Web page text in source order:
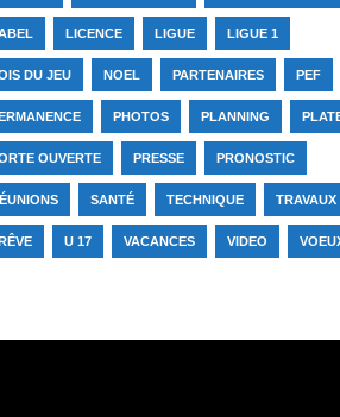
LICENCE LIGUE LIGUE 1
DU JEU NOEL PARTENAIRES PEF
PHOTOS PLANNING
OUVERTE PRESSE PRONOSTIC
SANTÉ TECHNIQUE TRAVAUX
U 17 VACANCES VIDEO